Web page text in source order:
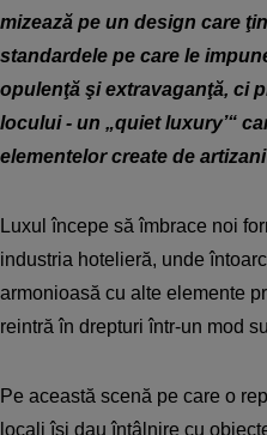
mizează pe un design care
standardele pe care le
opulenţă şi extravaganţă, ci
locului - un „quiet luxury’“
elementelor create de
Luxul începe să îmbrace noi
industria hotelieră, unde
armonioasă cu alte elemente
reintră în drepturi într-un mod
Pe această scenă pe care o
locali îşi dau întâlnire cu